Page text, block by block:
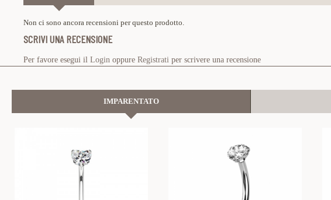
Non ci sono ancora recensioni per questo prodotto.
SCRIVI UNA RECENSIONE
Per favore esegui il Login oppure Registrati per scrivere una recensione
IMPARENTATO